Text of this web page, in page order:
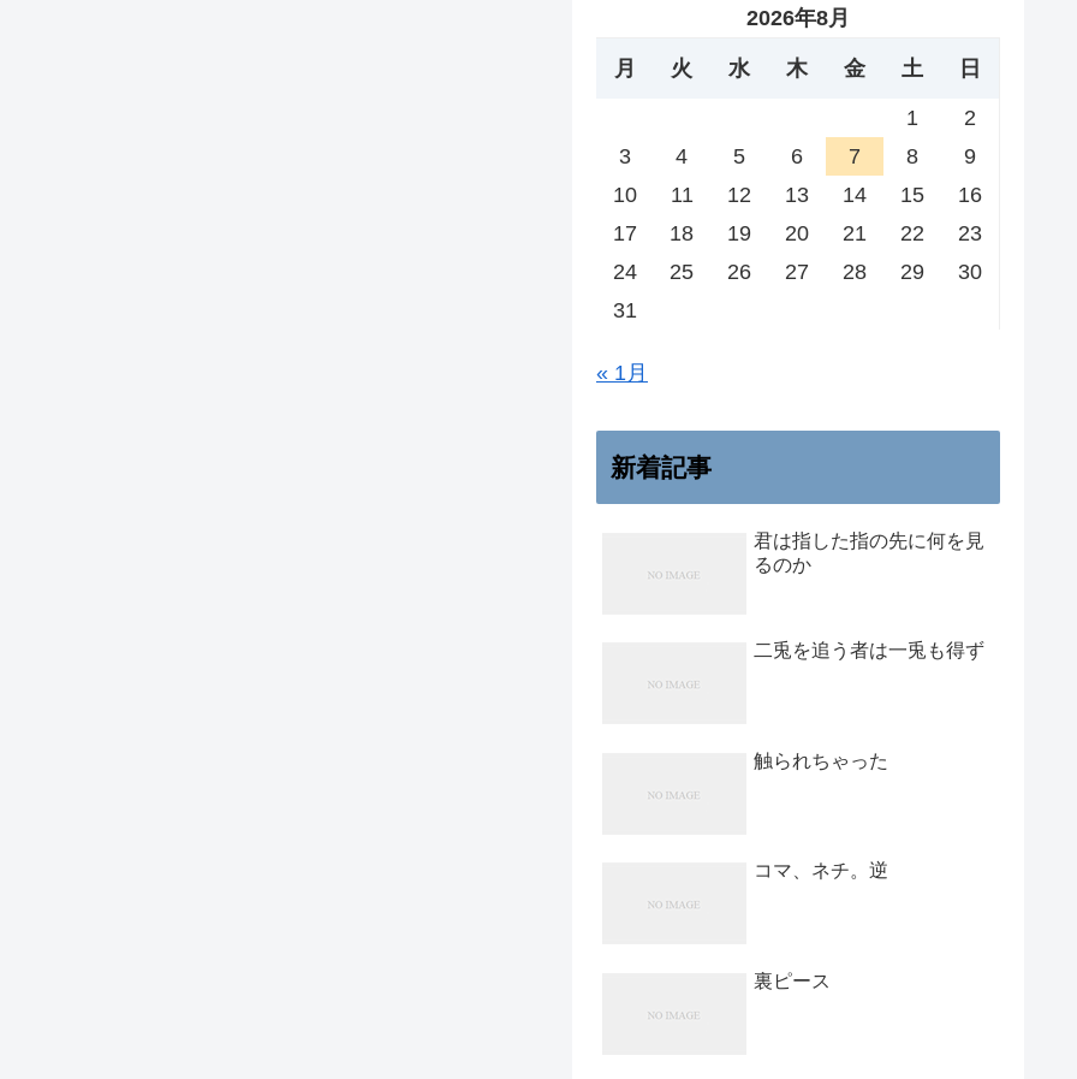
2026年8月
月 火 水 木 金 土 日
1
2
3
4 5 6 7 8
9
10
11 12 13 14 15
16
17
18 19 20 21 22
23
24
25 26 27 28 29
30
31
« 1月
新着記事
君は指した指の先に何を見
るのか
二兎を追う者は一兎も得ず
触られちゃった
コマ、ネチ。逆
裏ピース